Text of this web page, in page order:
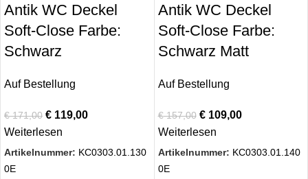
Antik WC Deckel
Soft-Close Farbe:
Schwarz
Auf Bestellung
€171,00 € 119,00
Weiterlesen
Artikelnummer: KC0303.01.130
0E
Antik WC Deckel
Soft-Close Farbe:
Schwarz Matt
Auf Bestellung
€157,00 €109,00
Weiterlesen
Artikelnummer: KC0303.01.140
0E